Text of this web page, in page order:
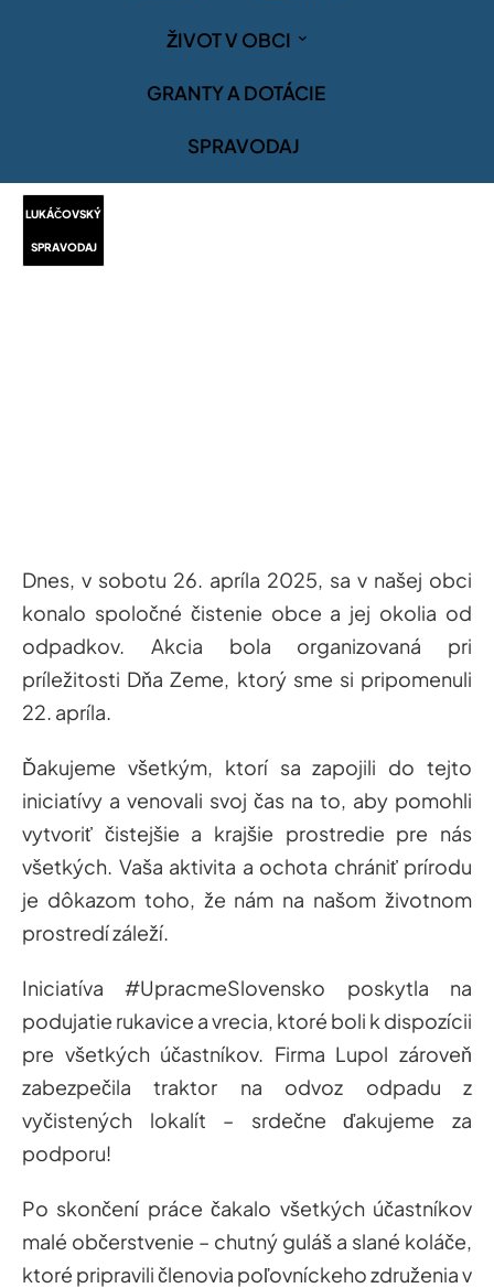
ŽIVOT V OBCI
GRANTY A DOTÁCIE
SPRAVODAJ
LUKÁČOVSKÝ
SPRAVODAJ
Dnes, v sobotu 26. apríla 2025, sa v našej obci
konalo spoločné čistenie obce a jej okolia od
odpadkov. Akcia bola organizovaná pri
príležitosti Dňa Zeme, ktorý sme si pripomenuli
22. apríla.
Ďakujeme všetkým, ktorí sa zapojili do tejto
iniciatívy a venovali svoj čas na to, aby pomohli
vytvoriť čistejšie a krajšie prostredie pre nás
všetkých. Vaša aktivita a ochota chrániť prírodu
je dôkazom toho, že nám na našom životnom
prostredí záleží.
Iniciatíva#UpracmeSlovensko poskytla na
podujatie rukavice a vrecia, ktoré boli k dispozícii
pre všetkých účastníkov. Firma Lupol zároveň
zabezpečila traktor na odvoz odpadu z
vyčistených lokalít – srdečne ďakujeme za
podporu!
Po skončení práce čakalo všetkých účastníkov
malé občerstvenie – chutný guláš a slané koláče,
ktoré pripravili členovia poľovníckeho združeniav